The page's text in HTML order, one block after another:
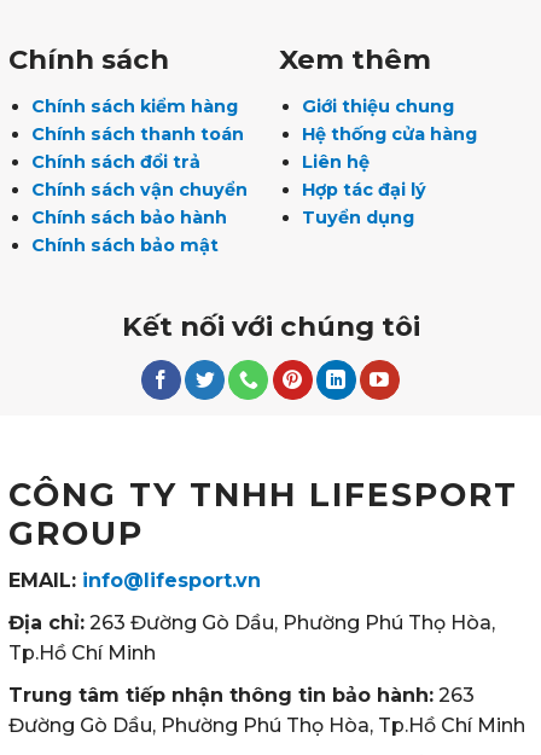
Chính sách
Chính sách kiểm hàng
Chính sách thanh toán
Chính sách đổi trả
Chính sách vận chuyển
Chính sách bảo hành
Chính sách bảo mật
Xem thêm
Giới thiệu chung
Hệ thống cửa hàng
Liên hệ
Hợp tác đại lý
Tuyển dụng
Kết nối với chúng tôi
CÔNG TY TNHH LIFESPORT
GROUP
EMAIL: info@lifesport.vn
Địa chỉ: 263 Đường Gò Dầu, Phường Phú Thọ Hòa,
Tp.Hồ Chí Minh
Trung tâm tiếp nhận thông tin bảo hành: 263
Đường Gò Dầu, Phường Phú Thọ Hòa, Tp.Hồ Chí Minh